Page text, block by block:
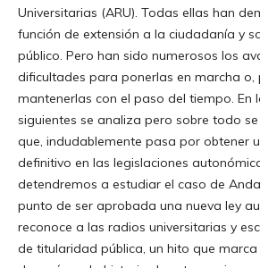
Universitarias (ARU). Todas ellas han
función de extensión a la ciudadanía y
público. Pero han sido numerosos los
dificultades para ponerlas en marcha o,
mantenerlas con el paso del tiempo. En
siguientes se analiza pero sobre todo
que, indudablemente pasa por obtener
definitivo en las legislaciones
detendremos a estudiar el caso de
punto de ser aprobada una nueva ley
reconoce a las radios universitarias y
de titularidad pública, un hito que marca